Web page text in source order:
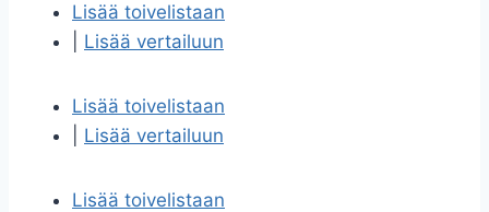
Lisää toivelistaan
Lisää vertailuun
Lisää toivelistaan
Lisää vertailuun
Lisää toivelistaan